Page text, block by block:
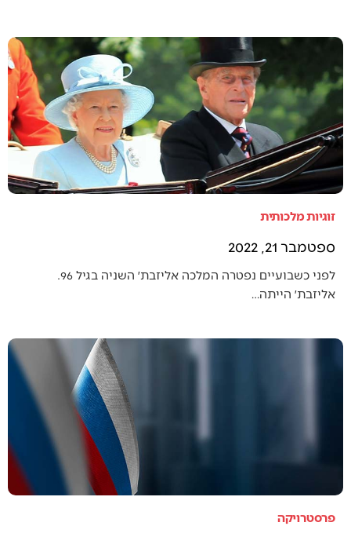
זוגיות מלכותית
ספטמבר 21, 2022
אליזבת׳ הייתה…
פרסטרויקה